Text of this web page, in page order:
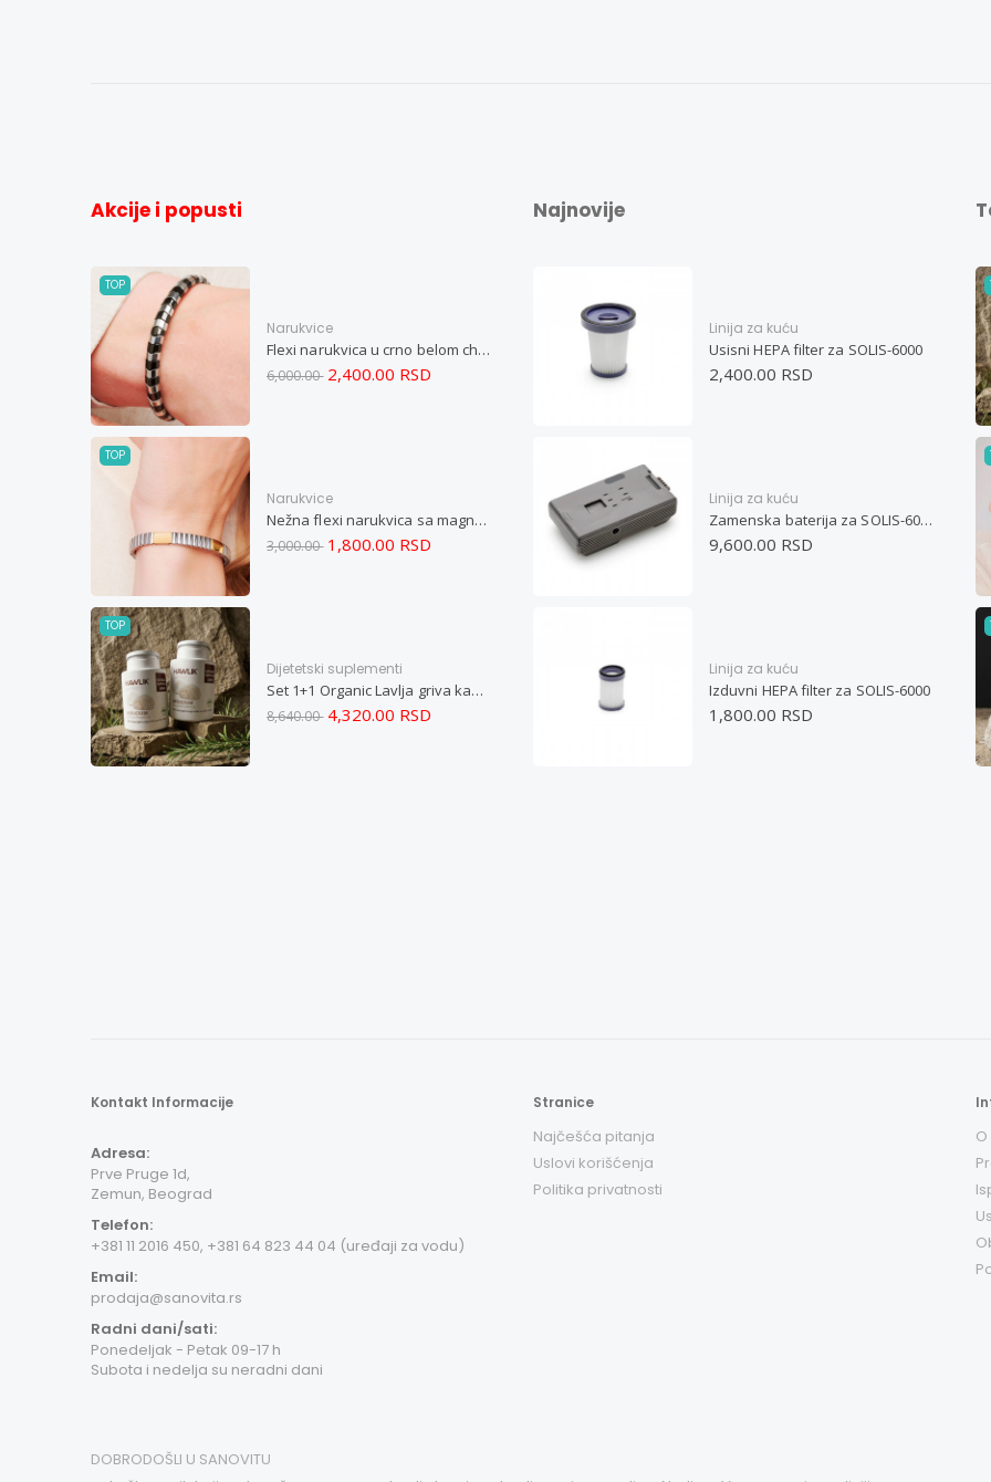
Akcije i popusti
TOP
Narukvice
Flexi narukvica u crno belom chevron dizajnu M
6,000.00 2,400.00 RSD
TOP
Narukvice
Nežna flexi narukvica sa magnetima i elementima u boji zlata i bakrom M
3,000.00 1,800.00 RSD
TOP
Dijetetski suplementi
Set 1+1 Organic Lavlja griva kapsule -Hericium ekstrakt 60
8,640.00 4,320.00 RSD
Najnovije
Linija za kuću
Usisni HEPA filter za SOLIS-6000
2,400.00 RSD
Linija za kuću
Zamenska baterija za SOLIS-6000
9,600.00 RSD
Linija za kuću
Izduvni HEPA filter za SOLIS-6000
1,800.00 RSD
Kontakt Informacije
Adresa:
Prve Pruge 1d,
Zemun, Beograd
Telefon:
+381 11 2016 450, +381 64 823 44 04 (uređaji za vodu)
Email:
prodaja@sanovita.rs
Radni dani/sati:
Ponedeljak - Petak 09-17 h
Subota i nedelja su neradni dani
Stranice
Najčešća pitanja
Uslovi korišćenja
Politika privatnosti
DOBRODOŠLI U SANOVITU